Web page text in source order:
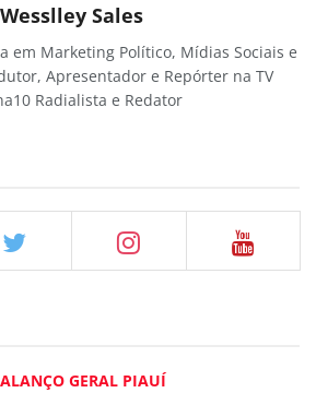
Wesslley Sales
em Marketing Político, Mídias Sociais e
Apresentador e Repórter na TV
Radialista e Redator
GERAL PIAUÍ